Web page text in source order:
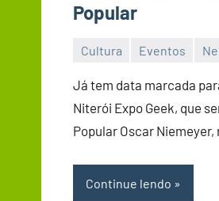
Popular
Cultura Eventos
DN
Já tem data marcada
Niterói Expo Geek, que
Popular Oscar
Continue lendo